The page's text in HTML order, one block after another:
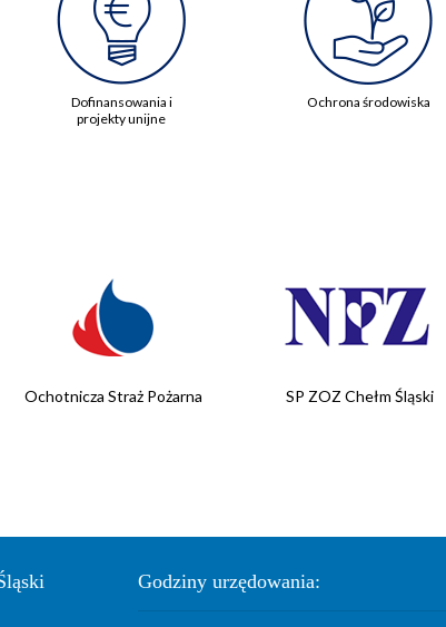
Dofinansowania i
projekty unijne
Ochrona środowiska
Ochotnicza Straż Pożarna SP ZOZ Chełm Śląski
Godziny urzędowania: